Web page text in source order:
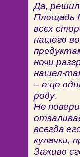
Да,
Площадь
всех
нашего
ночи
нашел-
– еще
роду.
Не
всегда
кулачки,
Заживо